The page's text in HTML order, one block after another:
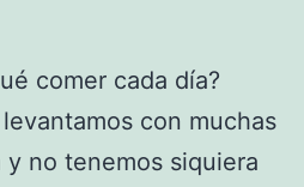
comer cada día?
con muchas
y no tenemos siquiera